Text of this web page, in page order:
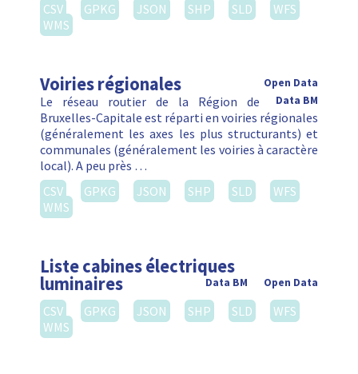
CSV
GPKG JSON SHP SLD
WFS
WMS
Voiries régionales
Open Data
Data BM
Le réseau routier de la Région de
Bruxelles-Capitale est réparti en voiries régionales
(généralement les axes les plus structurants) et
communales (généralement les voiries à caractère
local). A peu près …
CSV
GPKG JSON SHP SLD
WFS
WMS
Liste cabines électriques
luminaires Open Data
Data BM
CSV GPKG JSON SHP SLD
WFS
WMS